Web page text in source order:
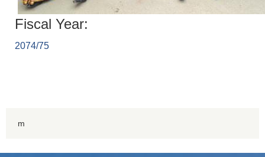
Fiscal Year:
2074/75
m